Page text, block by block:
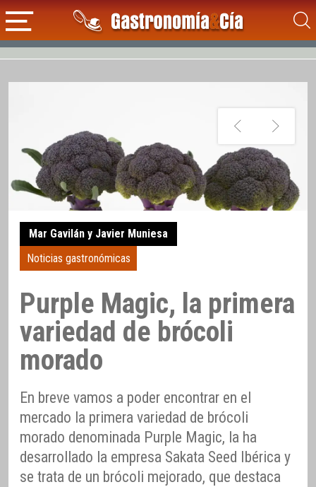
Mar Gavilán y Javier Muniesa
Noticias gastronómicas
Purple Magic, la primera
variedad de brócoli
morado
En breve vamos a poder encontrar en el
mercado la primera variedad de brócoli
morado denominada Purple Magic, la ha
desarrollado la empresa Sakata Seed Ibérica y
se trata de un brócoli mejorado, que destaca